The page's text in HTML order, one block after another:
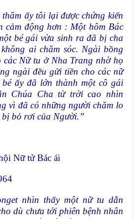
thăm ấy tôi lại được chứng kiến
cảm động hơn : Một hôm Bác
bé gái vừa sinh ra đã bị cha
ai chăm sóc. Ngài bồng
các Nữ tu ở Nha Trang nhờ họ
ngài đều gửi tiền cho các nữ
ấy đã lớn thành một cô gái
Chúa Cha từ trời cao nhìn
vì đã có những người chăm lo
bỏ rơi của Người.”
Nữ tử Bác ái
nhìn thấy một nữ tu dẫn
dù chưa tới phiên bệnh nhân